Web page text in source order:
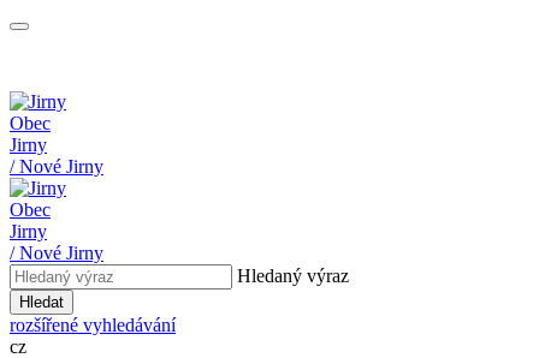
Obec
Jirny
/ Nové Jirny
Obec
Jirny
/ Nové Jirny
Hledaný výraz
Hledat
rozšířené vyhledávání
cz